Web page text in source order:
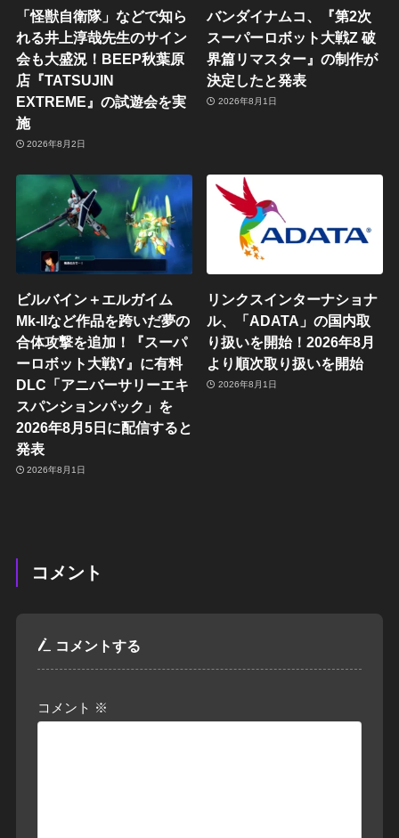
「怪獣自衛隊」などで知ら
れる井上淳哉先生のサイン
会も大盛況！BEEP秋葉原
店『TATSUJIN
EXTREME』の試遊会を実
施
2026年8月2日
バンダイナムコ、『第2次
スーパーロボット大戦Z 破
界篇リマスター』の制作が
決定したと発表
2026年8月1日
ビルバイン＋エルガイム
Mk-IIなど作品を跨いだ夢の
合体攻撃を追加！『スーパ
ーロボット大戦Y』に有料
DLC「アニバーサリーエキ
スパンションパック」を
2026年8月5日に配信すると
発表
2026年8月1日
リンクスインターナショナ
ル、「ADATA」の国内取
り扱いを開始！2026年8月
より順次取り扱いを開始
2026年8月1日
コメント
コメントする
コメント ※